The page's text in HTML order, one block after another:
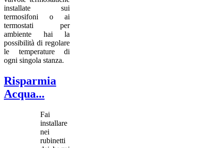
installate sui
termosifoni o ai
termostati per
ambiente hai la
possibilità di regolare
le temperature di
ogni singola stanza.
Risparmia
Acqua...
Fai
installare
nei
rubinetti